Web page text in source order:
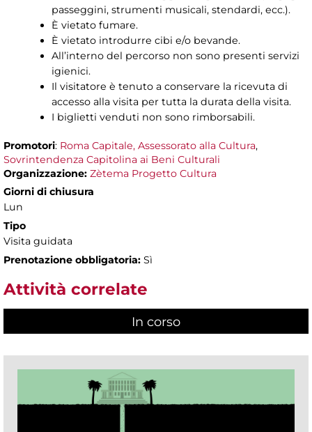
passeggini, strumenti musicali, stendardi, ecc.).
È vietato fumare.
È vietato introdurre cibi e/o bevande.
All’interno del percorso non sono presenti servizi
igienici.
Il visitatore è tenuto a conservare la ricevuta di
accesso alla visita per tutta la durata della visita.
I biglietti venduti non sono rimborsabili.
Promotori: Roma Capitale, Assessorato alla Cultura,
Sovrintendenza Capitolina ai Beni Culturali
Organizzazione: Zètema Progetto Cultura
Giorni di chiusura
Lun
Tipo
Visita guidata
Prenotazione obbligatoria: Sì
Attività correlate
In corso